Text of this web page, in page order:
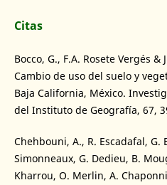
Citas
Bocco, G., F.A. Rosete Vergés &
Cambio de uso del suelo y
Baja California, México.
del Instituto de Geografía, 67,
Chehbouni, A., R. Escadafal, G.
Simonneaux, G. Dedieu, B.
Kharrou, O. Merlin, A.